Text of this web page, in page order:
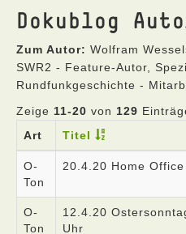
Dokublog
Zum Autor: Wolfram
SWR2 - Feature-Autor,
Rundfunkgeschichte -
Zeige 11-20 von 129
Art
Titel
O-
Ton
20.4.20 Home Office
O-
Ton
12.4.20
Uhr